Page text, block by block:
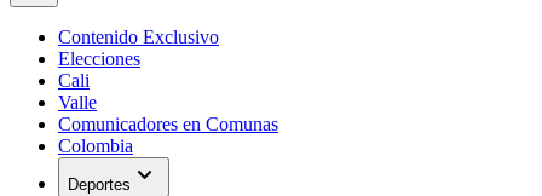
Contenido Exclusivo
Elecciones
Cali
Valle
Comunicadores en Comunas
Colombia
Deportes expand_more